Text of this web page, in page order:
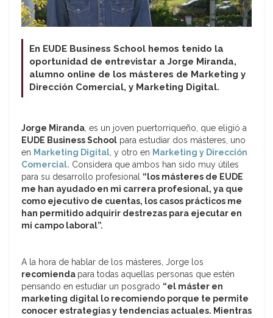
En EUDE Business School hemos tenido la
oportunidad de entrevistar a Jorge Miranda,
alumno online de los másteres de Marketing y
Dirección Comercial, y Marketing Digital.
Jorge Miranda, es un joven puertorriqueño, que eligió a
EUDE Business School para estudiar dos másteres, uno
en Marketing Digital, y otro en Marketing y Dirección
Comercial. Considera que ambos han sido muy útiles
para su desarrollo profesional “los másteres de EUDE
me han ayudado en mi carrera profesional, ya que
como ejecutivo de cuentas, los casos prácticos me
han permitido adquirir destrezas para ejecutar en
mi campo laboral”.
A la hora de hablar de los másteres, Jorge los
recomienda para todas aquellas personas que estén
pensando en estudiar un posgrado “el máster en
marketing digital lo recomiendo porque te permite
conocer estrategias y tendencias actuales. Mientras